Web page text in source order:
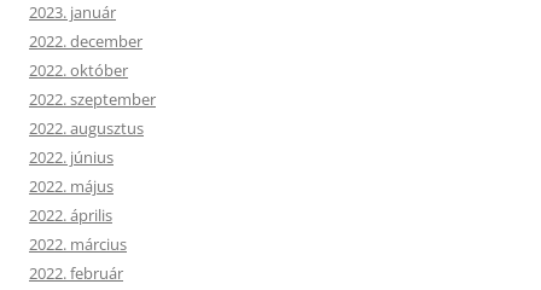
2023. január
2022. december
2022. október
2022. szeptember
2022. augusztus
2022. június
2022. május
2022. április
2022. március
2022. február